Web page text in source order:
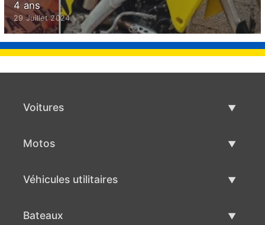
4 ans
29 Juillet 2024
Voitures
Motos
Véhicules utilitaires
Bateaux